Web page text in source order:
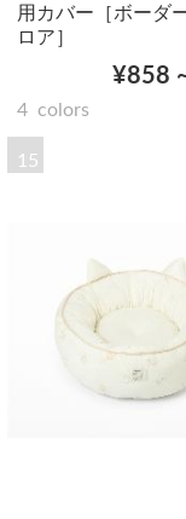
用カバー［ボーダ
ロア］
¥858
4 colors
15